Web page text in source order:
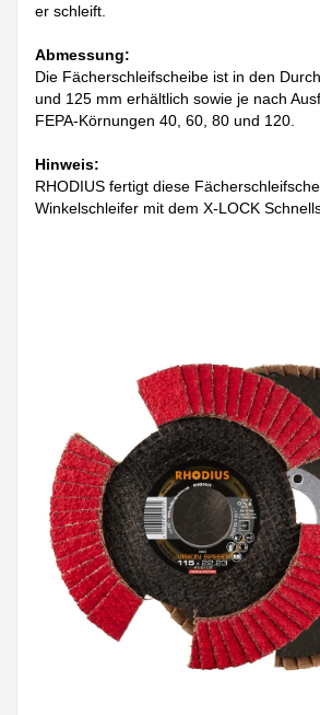
er schleift.
Abmessung:
Die Fächerschleifscheibe ist in den
und 125 mm erhältlich sowie je nach
FEPA-Körnungen 40, 60, 80 und 120.
Hinweis:
RHODIUS fertigt diese
Winkelschleifer mit dem X-LOCK